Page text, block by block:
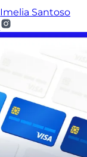
Imelia Santoso